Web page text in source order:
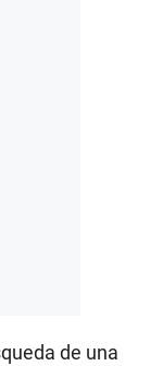
de una